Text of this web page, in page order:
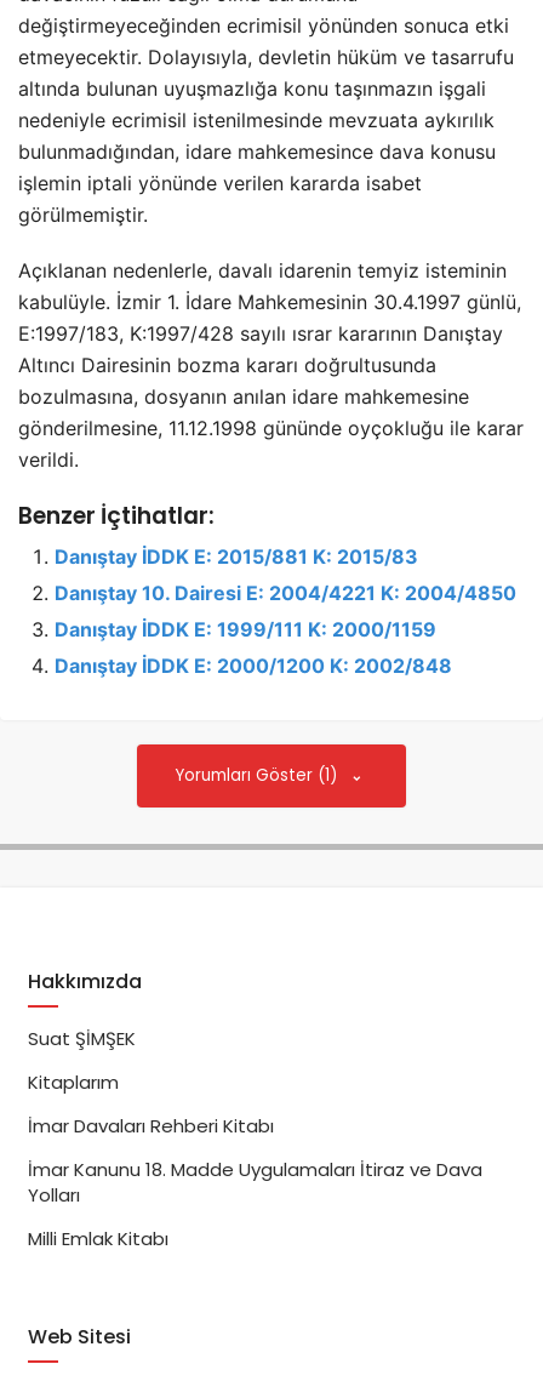
değiştirmeyeceğinden ecrimisil yönünden sonuca etki
etmeyecektir. Dolayısıyla, devletin hüküm ve tasarrufu
altında bulunan uyuşmazlığa konu taşınmazın işgali
nedeniyle ecrimisil istenilmesinde mevzuata aykırılık
bulunmadığından, idare mahkemesince dava konusu
işlemin iptali yönünde verilen kararda isabet
görülmemiştir.
Açıklanan nedenlerle, davalı idarenin temyiz isteminin
kabulüyle. İzmir 1. İdare Mahkemesinin 30.4.1997 günlü,
E:1997/183, K:1997/428 sayılı ısrar kararının Danıştay
Altıncı Dairesinin bozma kararı doğrultusunda
bozulmasına, dosyanın anılan idare mahkemesine
gönderilmesine, 11.12.1998 gününde oyçokluğu ile karar
verildi.
Benzer İçtihatlar:
Danıştay İDDK E: 2015/881 K: 2015/83
Danıştay 10. Dairesi E: 2004/4221 K: 2004/4850
Danıştay İDDK E: 1999/111 K: 2000/1159
Danıştay İDDK E: 2000/1200 K: 2002/848
Yorumları Göster (1)
Hakkımızda
Suat ŞİMŞEK
Kitaplarım
İmar Davaları Rehberi Kitabı
İmar Kanunu 18. Madde Uygulamaları İtiraz ve Dava
Yolları
Milli Emlak Kitabı
Web Sitesi